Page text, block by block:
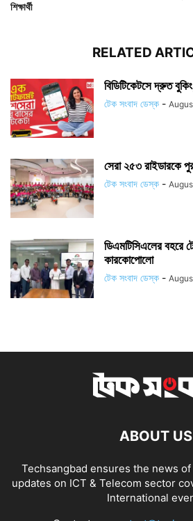
শিক্ষার্থী
RELATED
বিডিটিকেটসে দ্রুত
টেক সংবাদ ডেস্ক -
সেরা ২৫৩ রাইডারকে
টেক সংবাদ ডেস্ক -
ডিএমটিসিএলের বহরে
কারকোপোলো
টেক সংবাদ ডেস্ক -
ABOUT US
Techsangbad ensures the news
updates on ICT & Telecom sector
International